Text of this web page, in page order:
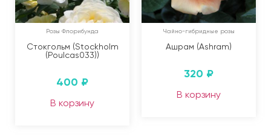
Розы Флорибунда
Стокгольм (Stockholm
(Poulcas033))
400 ₽
В корзину
Чайно-гибридные розы
Ашрам (Ashram)
320 ₽
В корзину